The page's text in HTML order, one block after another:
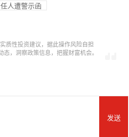
人遭警示函
质性投资建议，据此操作风险自担
，洞察政策信息，把握财富机会。
发送